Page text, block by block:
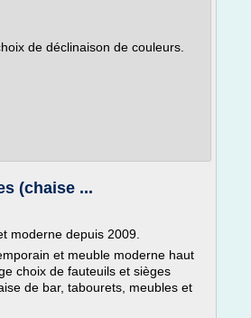
de déclinaison de couleurs.
(chaise ...
moderne depuis 2009.
et meuble moderne haut
choix de fauteuils et sièges
de bar, tabourets, meubles et